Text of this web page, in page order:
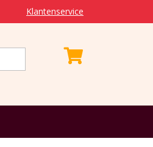
Klantenservice